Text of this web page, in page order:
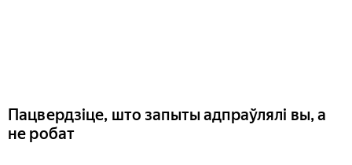
Пацвердзіце, што запыты адпраўлялі вы, а
не робат